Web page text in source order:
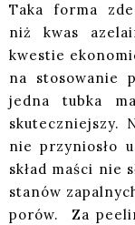
Taka forma
niż kwas
kwestie
na stosowanie
jedna tubka
skuteczniejszy.
nie przyniosło
skład maści nie
stanów
porów. Za